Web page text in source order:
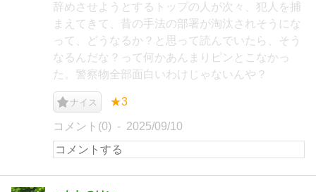
辞めさせようとするトップの人が次々、犯人を捕
まえてきて、昔の手法の部署が淘汰されそうにな
って、どうなるか？と思って読んでいたら、そう
なるんだな？って何かあんまりピンとこなかっ
た。警察物全部面白いわけじゃないんや？
ナイス ★3
コメント(0) 2025/09/10